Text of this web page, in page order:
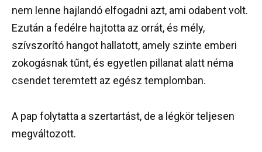
nem lenne hajlandó elfogadni azt, ami odabent volt.
Ezután a fedélre hajtotta az orrát, és mély,
szívszorító hangot hallatott, amely szinte emberi
zokogásnak tűnt, és egyetlen pillanat alatt néma
csendet teremtett az egész templomban.
A pap folytatta a szertartást, de a légkör teljesen
megváltozott.